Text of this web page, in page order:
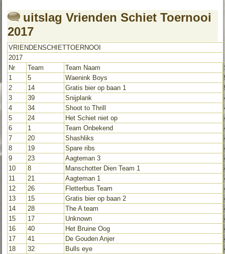
uitslag Vrienden Schiet Toernooi
2017
VRIENDENSCHIETTOERNOOI
2017
Nr
Team Team Naam
1
5 Waenink Boys
2
14 Gratis bier op baan 1
3
39 Snijplank
4
34 Shoot to Thrill
5
24 Het Schiet niet op
6
1 Team Onbekend
7
20 Shashliks
8
19 Spare ribs
9
23 Aagteman 3
10
8 Manschotter Dien Team 1
11
21 Aagteman 1
12
26 Fletterbus Team
13
15 Gratis bier op baan 2
14
28 The A team
15
17 Unknown
16
40 Het Bruine Oog
17
41 De Gouden Anjer
18
32 Bulls eye